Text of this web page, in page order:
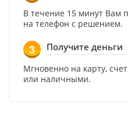
В течение 15 минут Вам
на телефон с решением.
3 Получите деньги
Мгновенно на карту,
или наличными.